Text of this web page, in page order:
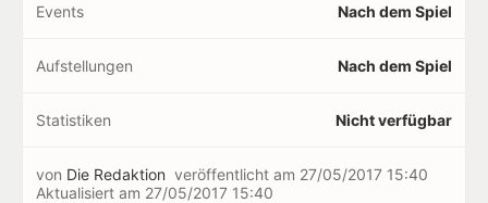
Events Nach dem Spiel
Aufstellungen Nach dem Spiel
Statistiken Nicht verfügbar
von Die Redaktion veröffentlicht am 27/05/2017 15:40
Aktualisiert am 27/05/2017 15:40